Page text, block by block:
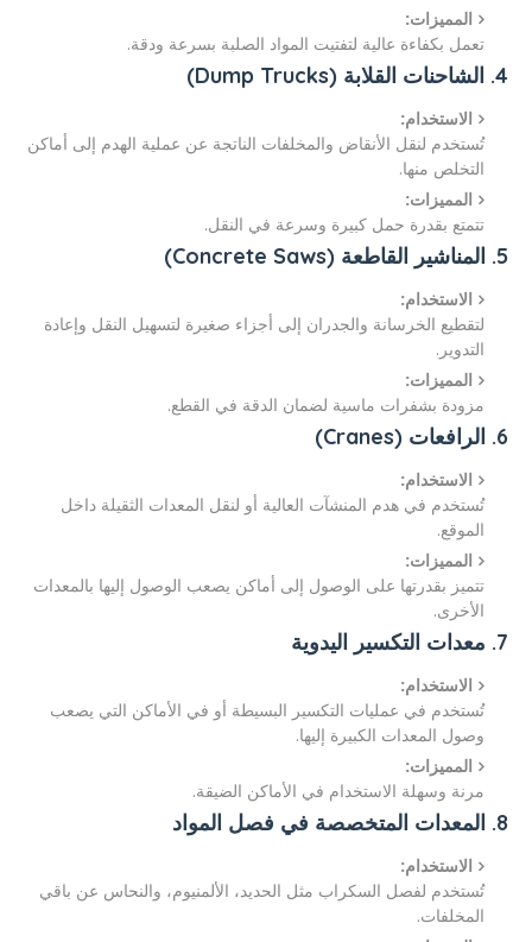
المميزات:
تعمل بكفاءة عالية لتفتيت المواد الصلبة بسرعة ودقة.
4. الشاحنات القلابة (Dump Trucks)
الاستخدام:
تُستخدم لنقل الأنقاض والمخلفات الناتجة عن عملية الهدم إلى أماكن
التخلص منها.
المميزات:
تتمتع بقدرة حمل كبيرة وسرعة في النقل.
5. المناشير القاطعة (Concrete Saws)
الاستخدام:
لتقطيع الخرسانة والجدران إلى أجزاء صغيرة لتسهيل النقل وإعادة
التدوير.
المميزات:
مزودة بشفرات ماسية لضمان الدقة في القطع.
6. الرافعات (Cranes)
الاستخدام:
تُستخدم في هدم المنشآت العالية أو لنقل المعدات الثقيلة داخل
الموقع.
المميزات:
تتميز بقدرتها على الوصول إلى أماكن يصعب الوصول إليها بالمعدات
الأخرى.
7. معدات التكسير اليدوية
الاستخدام:
تُستخدم في عمليات التكسير البسيطة أو في الأماكن التي يصعب
وصول المعدات الكبيرة إليها.
المميزات:
مرنة وسهلة الاستخدام في الأماكن الضيقة.
8. المعدات المتخصصة في فصل المواد
الاستخدام:
تُستخدم لفصل السكراب مثل الحديد، الألمنيوم، والنحاس عن باقي
المخلفات.